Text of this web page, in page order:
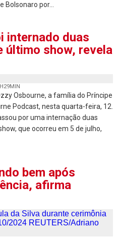
por...
internado duas
último show, revela
Osbourne, a família do Príncipe
Podcast, nesta quarta-feira, 12.
por uma internação duas
que ocorreu em 5 de julho,
bem após
afirma